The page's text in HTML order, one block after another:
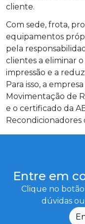
cliente.
Com sede, frota,
equipamentos
pela
clientes a eliminar
impressão e a
Para isso, a
Movimentação de
e o certificado da
Recondicionadores
Entre em
Clique no
dúvidas